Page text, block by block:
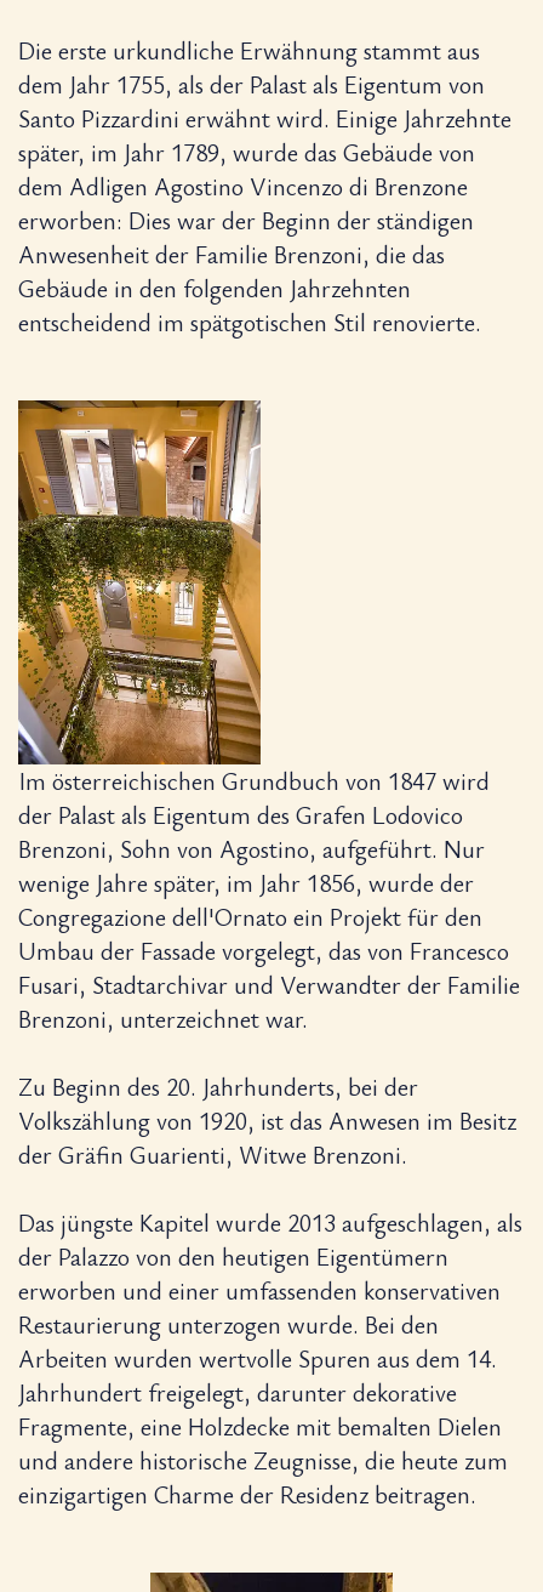
Die erste urkundliche Erwähnung stammt aus
dem Jahr 1755, als der Palast als Eigentum von
Santo Pizzardini erwähnt wird. Einige Jahrzehnte
später, im Jahr 1789, wurde das Gebäude von
dem Adligen Agostino Vincenzo di Brenzone
erworben: Dies war der Beginn der ständigen
Anwesenheit der Familie Brenzoni, die das
Gebäude in den folgenden Jahrzehnten
entscheidend im spätgotischen Stil renovierte.
Im österreichischen Grundbuch von 1847 wird
der Palast als Eigentum des Grafen Lodovico
Brenzoni, Sohn von Agostino, aufgeführt. Nur
wenige Jahre später, im Jahr 1856, wurde der
Congregazione dell'Ornato ein Projekt für den
Umbau der Fassade vorgelegt, das von Francesco
Fusari, Stadtarchivar und Verwandter der Familie
Brenzoni, unterzeichnet war.
Zu Beginn des 20. Jahrhunderts, bei der
Volkszählung von 1920, ist das Anwesen im Besitz
der Gräfin Guarienti, Witwe Brenzoni.
Das jüngste Kapitel wurde 2013 aufgeschlagen, als
der Palazzo von den heutigen Eigentümern
erworben und einer umfassenden konservativen
Restaurierung unterzogen wurde. Bei den
Arbeiten wurden wertvolle Spuren aus dem 14.
Jahrhundert freigelegt, darunter dekorative
Fragmente, eine Holzdecke mit bemalten Dielen
und andere historische Zeugnisse, die heute zum
einzigartigen Charme der Residenz beitragen.